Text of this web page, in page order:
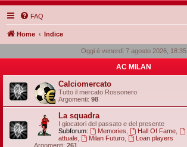
FAQ
Home Indice
Oggi è venerdì 7 agosto 2026, 18:35
AC MILAN
Calciomercato
Tutto il mercato Rossonero
Argomenti: 98
La squadra
I giocatori del passato e del presente
Subforum:
Memories Hall Of Fame,
attuale
Milan Futuro,
Loan players
Argomenti: 261